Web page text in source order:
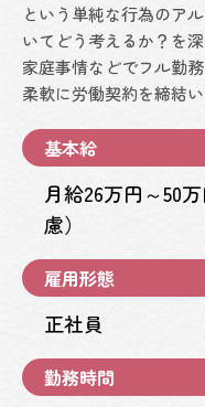
という単純な行為のア
いてどう考えるか？を
家庭事情などでフル勤
柔軟に労働契約を締結い
基本給
月給26万円～50
慮）
雇用形態
正社員
勤務時間